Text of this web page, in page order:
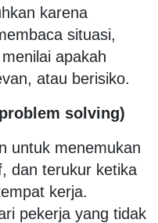
karena
situasi,
apakah
atau berisiko.
solving)
untuk menemukan
dan terukur ketika
kerja.
pekerja yang tidak